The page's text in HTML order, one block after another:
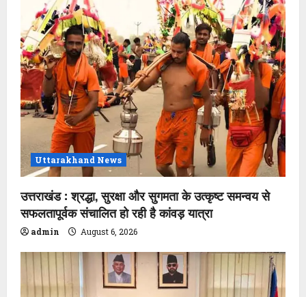
Uttarakhand News
उत्तराखंड : श्रद्धा, सुरक्षा और सुगमता के उत्कृष्ट समन्वय से
सफलतापूर्वक संचालित हो रही है कांवड़ यात्रा
admin August 6, 2026